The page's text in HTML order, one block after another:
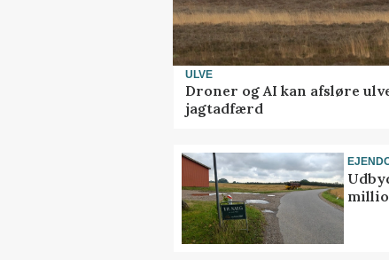
ULVE
Droner og AI kan afsløre
jagtadfærd